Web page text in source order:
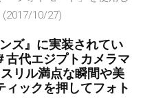
10/27)
ズ』に実装されてい
古代エジプトカメラマ
リル満点な瞬間や美
ィックを押してフォト